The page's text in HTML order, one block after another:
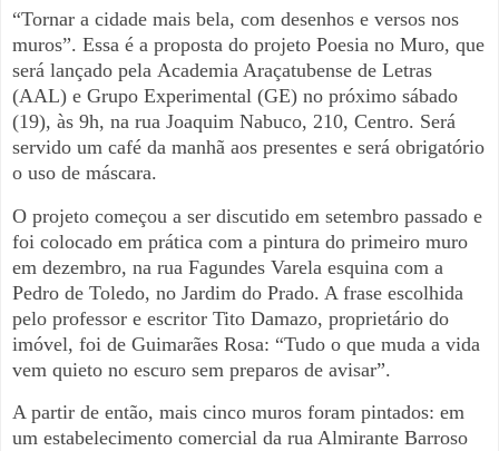
“Tornar a cidade mais bela, com desenhos e versos nos
muros”. Essa é a proposta do projeto Poesia no Muro, que
será lançado pela Academia Araçatubense de Letras
(AAL) e Grupo Experimental (GE) no próximo sábado
(19), às 9h, na rua Joaquim Nabuco, 210, Centro. Será
servido um café da manhã aos presentes e será obrigatório
o uso de máscara.
O projeto começou a ser discutido em setembro passado e
foi colocado em prática com a pintura do primeiro muro
em dezembro, na rua Fagundes Varela esquina com a
Pedro de Toledo, no Jardim do Prado. A frase escolhida
pelo professor e escritor Tito Damazo, proprietário do
imóvel, foi de Guimarães Rosa: “Tudo o que muda a vida
vem quieto no escuro sem preparos de avisar”.
A partir de então, mais cinco muros foram pintados: em
um estabelecimento comercial da rua Almirante Barroso